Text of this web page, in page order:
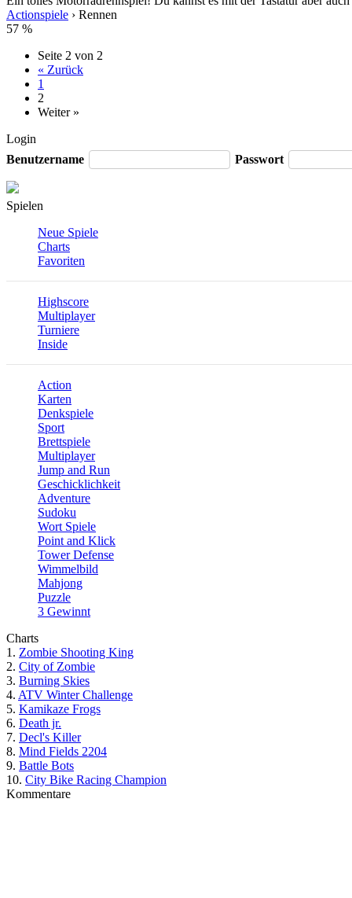
Actionspiele › Rennen
57 %
Seite 2 von 2
« Zurück
1
2
Weiter »
Login
Benutzername
Passwort
Spielen
Neue Spiele
Charts
Favoriten
Highscore
Multiplayer
Turniere
Inside
Action
Karten
Denkspiele
Sport
Brettspiele
Multiplayer
Jump and Run
Geschicklichkeit
Adventure
Sudoku
Wort Spiele
Point and Klick
Tower Defense
Wimmelbild
Mahjong
Puzzle
3 Gewinnt
Charts
1. Zombie Shooting King
2. City of Zombie
3. Burning Skies
4. ATV Winter Challenge
5. Kamikaze Frogs
6. Death jr.
7. Decl's Killer
8. Mind Fields 2204
9. Battle Bots
10. City Bike Racing Champion
Kommentare